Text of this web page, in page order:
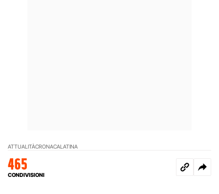
ATTUALITÀCRONACALATINA
465
CONDIVISIONI